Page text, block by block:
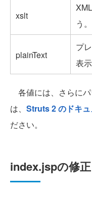
xslt
う。
plainText
プ
表示
各値には、さらに
は、 Struts 2 のドキ
ださい。
index.jspの修正